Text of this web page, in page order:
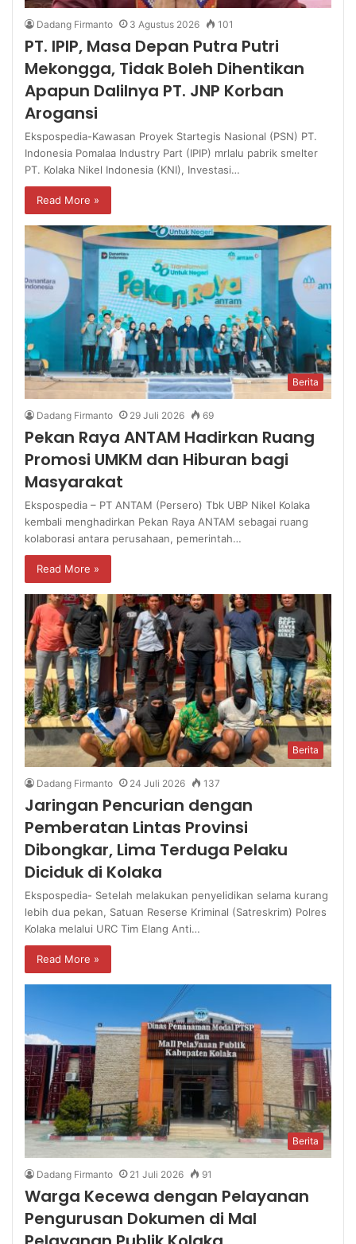
Dadang Firmanto 3 Agustus 2026 101
PT. IPIP, Masa Depan Putra Putri
Mekongga, Tidak Boleh Dihentikan
Apapun Dalilnya PT. JNP Korban
Arogansi
Ekspospedia-Kawasan Proyek Startegis Nasional (PSN) PT.
Indonesia Pomalaa Industry Part (IPIP) mrlalu pabrik smelter
PT. Kolaka Nikel Indonesia (KNI), Investasi…
Read More »
Berita
Dadang Firmanto 29 Juli 2026 69
Pekan Raya ANTAM Hadirkan Ruang
Promosi UMKM dan Hiburan bagi
Masyarakat
Ekspospedia – PT ANTAM (Persero) Tbk UBP Nikel Kolaka
kembali menghadirkan Pekan Raya ANTAM sebagai ruang
kolaborasi antara perusahaan, pemerintah…
Read More »
Berita
Dadang Firmanto 24 Juli 2026 137
Jaringan Pencurian dengan
Pemberatan Lintas Provinsi
Dibongkar, Lima Terduga Pelaku
Diciduk di Kolaka
Ekspospedia- Setelah melakukan penyelidikan selama kurang
lebih dua pekan, Satuan Reserse Kriminal (Satreskrim) Polres
Kolaka melalui URC Tim Elang Anti…
Read More »
Berita
Dadang Firmanto 21 Juli 2026 91
Warga Kecewa dengan Pelayanan
Pengurusan Dokumen di Mal